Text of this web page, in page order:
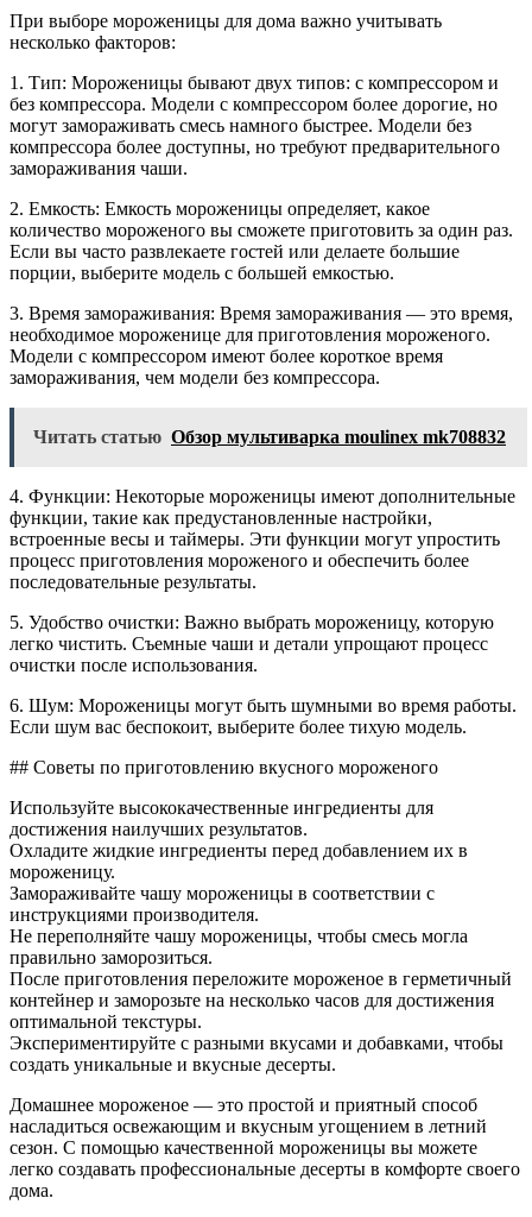
При выборе мороженицы для дома важно учитывать
несколько факторов:
1. Тип: Мороженицы бывают двух типов: с компрессором и
без компрессора. Модели с компрессором более дорогие, но
могут замораживать смесь намного быстрее. Модели без
компрессора более доступны, но требуют предварительного
замораживания чаши.
2. Емкость: Емкость мороженицы определяет, какое
количество мороженого вы сможете приготовить за один раз.
Если вы часто развлекаете гостей или делаете большие
порции, выберите модель с большей емкостью.
3. Время замораживания: Время замораживания — это время,
необходимое мороженице для приготовления мороженого.
Модели с компрессором имеют более короткое время
замораживания, чем модели без компрессора.
Читать статью Обзор мультиварка moulinex mk708832
4. Функции: Некоторые мороженицы имеют дополнительные
функции, такие как предустановленные настройки,
встроенные весы и таймеры. Эти функции могут упростить
процесс приготовления мороженого и обеспечить более
последовательные результаты.
5. Удобство очистки: Важно выбрать мороженицу, которую
легко чистить. Съемные чаши и детали упрощают процесс
очистки после использования.
6. Шум: Мороженицы могут быть шумными во время работы.
Если шум вас беспокоит, выберите более тихую модель.
## Советы по приготовлению вкусного мороженого
Используйте высококачественные ингредиенты для
достижения наилучших результатов.
Охладите жидкие ингредиенты перед добавлением их в
мороженицу.
Замораживайте чашу мороженицы в соответствии с
инструкциями производителя.
Не переполняйте чашу мороженицы, чтобы смесь могла
правильно заморозиться.
После приготовления переложите мороженое в герметичный
контейнер и заморозьте на несколько часов для достижения
оптимальной текстуры.
Экспериментируйте с разными вкусами и добавками, чтобы
создать уникальные и вкусные десерты.
Домашнее мороженое — это простой и приятный способ
насладиться освежающим и вкусным угощением в летний
сезон. С помощью качественной мороженицы вы можете
легко создавать профессиональные десерты в комфорте своего
дома.